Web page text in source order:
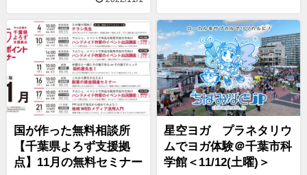
国が作った無料相談所
【千葉県よろず支援拠
点】11月の無料セミナー
星空ヨガ プラネタリウ
ムでヨガ体験＠千葉市科
学館＜11/12(土曜)＞